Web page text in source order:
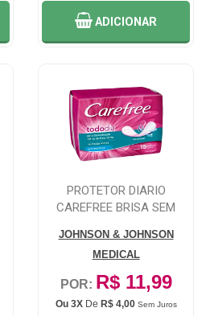
ADICIONAR
PROTETOR DIARIO
CAREFREE BRISA SEM
JOHNSON & JOHNSON
MEDICAL
POR: R$ 11,99
Ou 3XDe R$ 4,00 Sem Juros